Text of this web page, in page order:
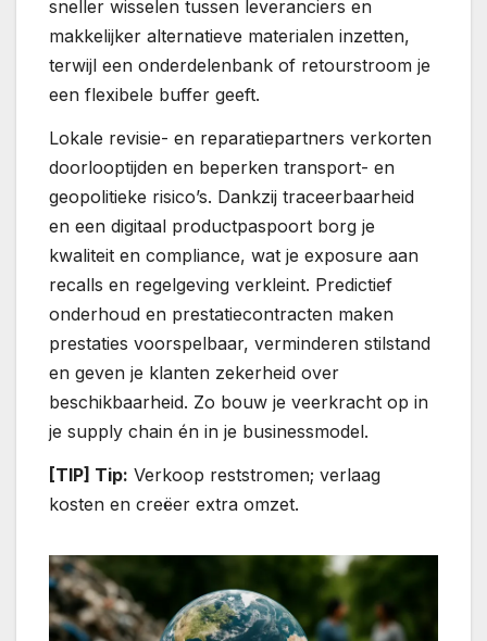
sneller wisselen tussen leveranciers en
makkelijker alternatieve materialen inzetten,
terwijl een onderdelenbank of retourstroom je
een flexibele buffer geeft.
Lokale revisie- en reparatiepartners verkorten
doorlooptijden en beperken transport- en
geopolitieke risico’s. Dankzij traceerbaarheid
en een digitaal productpaspoort borg je
kwaliteit en compliance, wat je exposure aan
recalls en regelgeving verkleint. Predictief
onderhoud en prestatiecontracten maken
prestaties voorspelbaar, verminderen stilstand
en geven je klanten zekerheid over
beschikbaarheid. Zo bouw je veerkracht op in
je supply chain én in je businessmodel.
[TIP] Tip: Verkoop reststromen; verlaag
kosten en creëer extra omzet.